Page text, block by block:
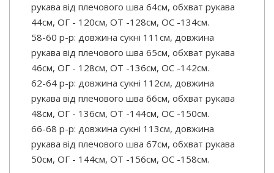
рукава від плечового шва 64см, обхват рукава
44см, ОГ - 120см, ОТ -128см, OC -134см.
58-60 р-р: довжина сукні 111см, довжина
рукава від плечового шва 65см, обхват рукава
46см, ОГ - 128см, ОТ -136см, OC -142см.
62-64 р-р: довжина сукні 112см, довжина
рукава від плечового шва 66см, обхват рукава
48см, ОГ - 136см, ОТ -144см, OC -150см.
66-68 р-р: довжина сукні 113см, довжина
рукава від плечового шва 67см, обхват рукава
50см, ОГ - 144см, ОТ -156см, OC -158см.